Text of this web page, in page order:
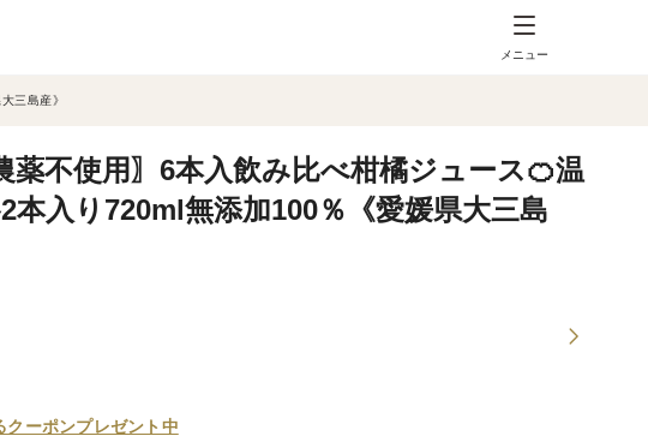
メニュー
三島産》
薬不使用〗6本入飲み比べ柑橘ジュース🍊温
本入り720ml無添加100％《愛媛県大三島
クーポンプレゼント中